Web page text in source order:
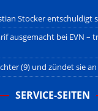
Stocker entschuldigt
ausgemacht bei EVN –
(9) und zündet sie an
SERVICE-SEITEN